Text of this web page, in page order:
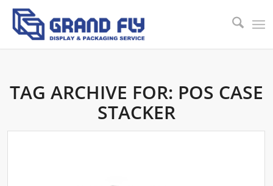
TAG ARCHIVE FOR: POS CASE
STACKER